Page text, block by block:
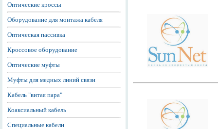
Оптические кроссы
Оборудование для монтажа кабеля
Оптическая пассивка
Кроссовое оборудование
Оптические муфты
Муфты для медных линий связи
Кабель "витая пара"
Коаксиальный кабель
Специальные кабели